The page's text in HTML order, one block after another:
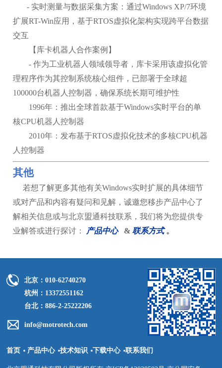
- 实时测量与数据采集方案：通过Windows XP/7环境
扩展RT-Win应用，基于RTOS虚拟化架构实现跨平台数据
交互
【库卡机器人合作案例】
- 作为工业机器人领域领导者，库卡采用该虚拟化管
理程序作为其控制系统核心组件，已部署于全球超
100000台机器人控制器，确保系统长期可维护性
1996年：推出全球首款基于Windows实时平台的单
核CPU机器人控制器
2010年：发布基于RTOS虚拟化技术的多核CPU机器
人控制器
其他
若想了解更多其他有关Windows实时扩展的具体细节
或对产品和内容有疑问和见解，诚邀您移步产品中心了
解相关信息或与北京盟通科技联系，我们将为您提供专
业解答或进行探讨：
产品中心 &联系方式 。
北京：010-62740270
杭州：13372551162
台北：886-2-25222206
info@motrotech.com
首页 产品中心 技术知识 下载中心 联系我们